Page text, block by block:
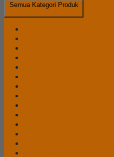
Semua Kategori Produk